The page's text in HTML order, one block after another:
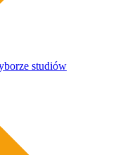
studiów